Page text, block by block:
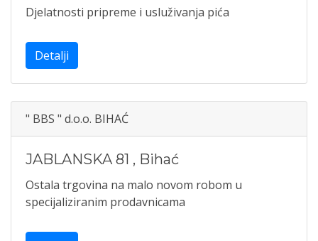
Djelatnosti pripreme i usluživanja pića
Detalji
" BBS " d.o.o. BIHAĆ
JABLANSKA 81 , Bihać
Ostala trgovina na malo novom robom u
specijaliziranim prodavnicama